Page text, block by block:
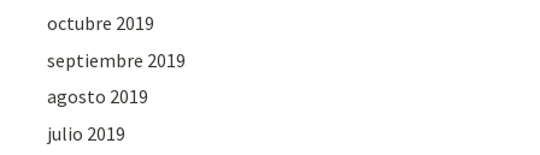
octubre 2019
septiembre 2019
agosto 2019
julio 2019